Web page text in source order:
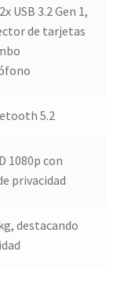
USB 3.2 Gen 1,
de tarjetas
5.2
1080p con
privacidad
destacando